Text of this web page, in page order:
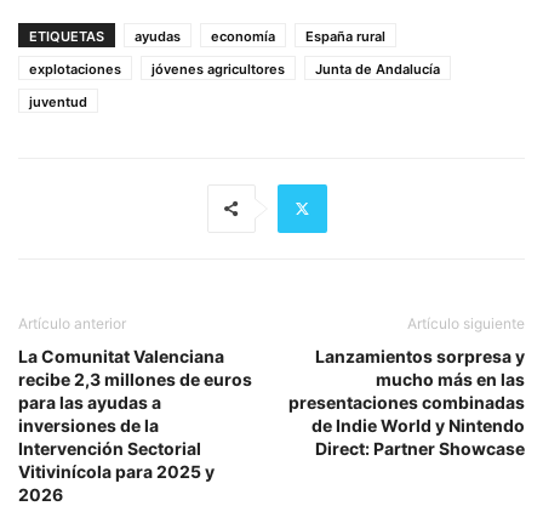
ETIQUETAS ayudas economía
España rural
explotaciones
jóvenes agricultores
Junta de Andalucía
juventud
Artículo anterior
La Comunitat Valenciana
recibe 2,3 millones de euros
para las ayudas a
inversiones de la
Intervención Sectorial
Vitivinícola para 2025 y
2026
Artículo siguiente
Lanzamientos sorpresa y
mucho más en las
presentaciones combinadas
de Indie World y Nintendo
Direct: Partner Showcase